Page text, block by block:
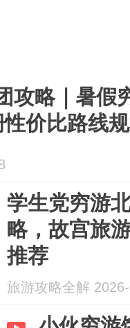
攻略｜暑假
价比路线
学生党穷游
略，故宫旅
推荐
旅游攻略全解